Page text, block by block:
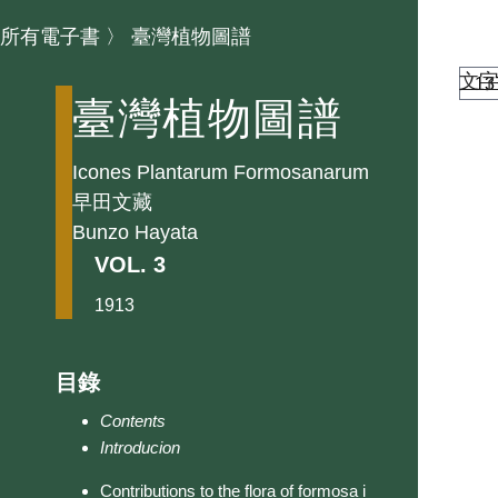
所有電子書 〉 臺灣植物圖譜
臺灣植物圖譜
Icones Plantarum Formosanarum
早田文藏
Bunzo Hayata
VOL. 3
1913
目錄
Contents
Introducion
Contributions to the flora of formosa i
文